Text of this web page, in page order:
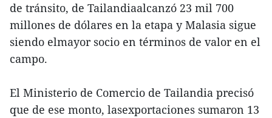
de tránsito, de Tailandiaalcanzó 23 mil 700
millones de dólares en la etapa y Malasia sigue
siendo elmayor socio en términos de valor en el
campo.
El Ministerio de Comercio de Tailandia precisó
que de ese monto, lasexportaciones sumaron 13